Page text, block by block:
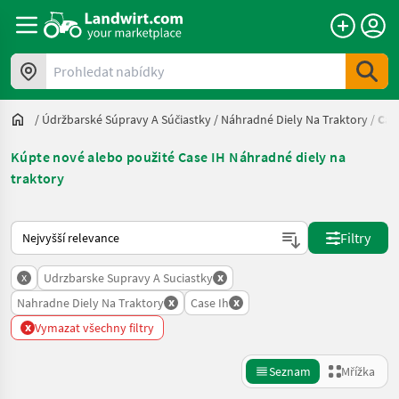
Prohledat nabídky
/ Údržbarské Súpravy A Súčiastky / Náhradné Diely Na Traktory /
Kúpte nové alebo použité Case IH Náhradné diely na
traktory
Takto se řadí nabídky na Landwirt.com
Filtry
x Udrzbarske Supravy A Suciastky x
Nahradne Diely Na Traktory x Case Ih x
x Vymazat všechny filtry
Seznam Mřížka